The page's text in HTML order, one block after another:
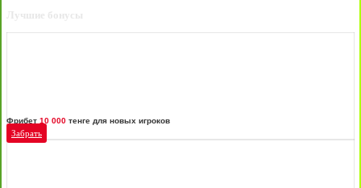
Лучшие бонусы
Фрибет 10 000 тенге для новых игроков
Забрать